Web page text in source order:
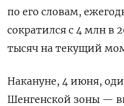
по его словам,
сократился с 4 млн в
тысяч на текущий
Накануне, 4 июня,
Шенгенской зоны —